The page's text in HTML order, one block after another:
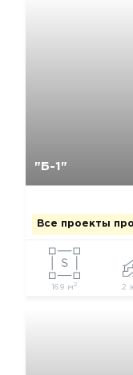
"Б-1"
Все проекты
169 м 2 2